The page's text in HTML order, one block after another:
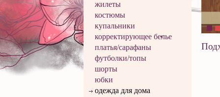
жилеты
костюмы
купальники
корректирующее белье
платья/сарафаны
футболки/топы
шорты
юбки
одежда для дома